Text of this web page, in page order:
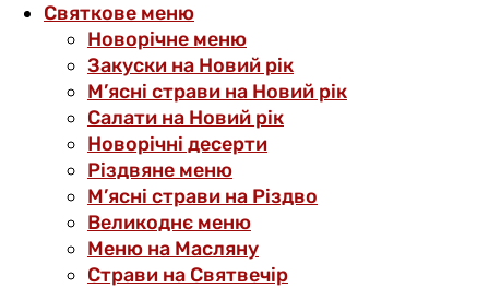
Святкове меню
Новорічне меню
Закуски на Новий рік
М’ясні страви на Новий рік
Салати на Новий рік
Новорічні десерти
Різдвяне меню
М’ясні страви на Різдво
Великоднє меню
Меню на Масляну
Страви на Святвечір